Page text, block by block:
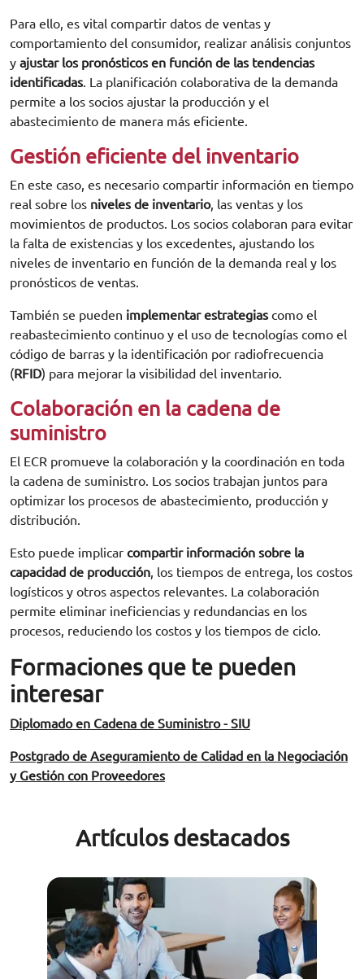
Para ello, es vital compartir datos de ventas y
comportamiento del consumidor, realizar análisis conjuntos
y ajustar los pronósticos en función de las tendencias
identificadas. La planificación colaborativa de la demanda
permite a los socios ajustar la producción y el
abastecimiento de manera más eficiente.
Gestión eficiente del inventario
En este caso, es necesario compartir información en tiempo
real sobre los niveles de inventario, las ventas y los
movimientos de productos. Los socios colaboran para evitar
la falta de existencias y los excedentes, ajustando los
niveles de inventario en función de la demanda real y los
pronósticos de ventas.
También se pueden implementar estrategias como el
reabastecimiento continuo y el uso de tecnologías como el
código de barras y la identificación por radiofrecuencia
(RFID) para mejorar la visibilidad del inventario.
Colaboración en la cadena de
suministro
El ECR promueve la colaboración y la coordinación en toda
la cadena de suministro. Los socios trabajan juntos para
optimizar los procesos de abastecimiento, producción y
distribución.
Esto puede implicar compartir información sobre la
capacidad de producción, los tiempos de entrega, los costos
logísticos y otros aspectos relevantes. La colaboración
permite eliminar ineficiencias y redundancias en los
procesos, reduciendo los costos y los tiempos de ciclo.
Formaciones que te pueden
interesar
Diplomado en Cadena de Suministro - SIU
Postgrado de Aseguramiento de Calidad en la Negociación
y Gestión con Proveedores
Artículos destacados